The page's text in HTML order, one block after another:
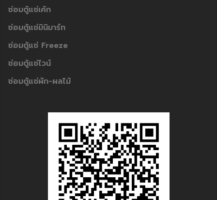
ซ่อมตู้แช่เค้ก
ซ่อมตู้แช่มินิมาร์ท
ซ่อมตู้แช่ Freeze
ซ่อมตู้แช่ไวน์
ซ่อมตู้แช่ผัก-ผลไม้